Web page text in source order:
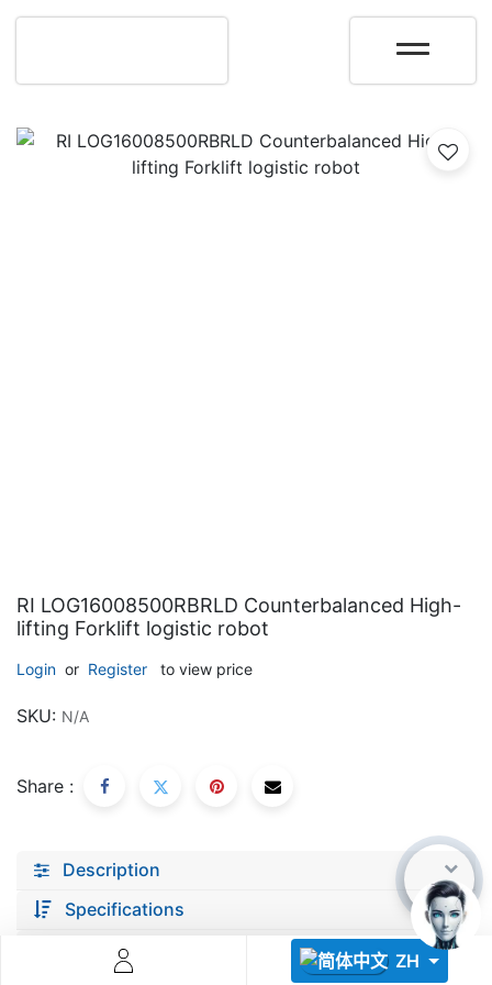
ZH
RI LOG16008500RBRLD Counterbalanced High-
lifting Forklift logistic robot
Login or Register to view price
SKU: N/A
Share :
Description
Specifications
documents
Platformă integrată pentru managementul flotei de roboți
soluție
Află mai mult